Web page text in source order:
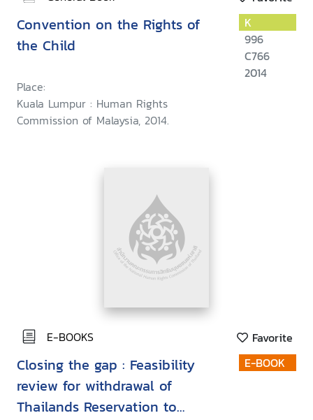
Convention on the Rights of
the Child
Place:
Kuala Lumpur : Human Rights
Commission of Malaysia, 2014.
K
996
C766
2014
E-BOOKS Favorite
Closing the gap : Feasibility
review for withdrawal of
Thailands Reservation to
E-BOOK